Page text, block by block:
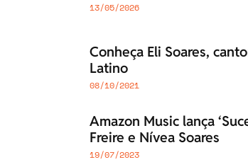
13/05/2026
Conheça Eli Soares,
Latino
08/10/2021
Amazon Music lança
Freire e Nívea Soares
19/07/2023